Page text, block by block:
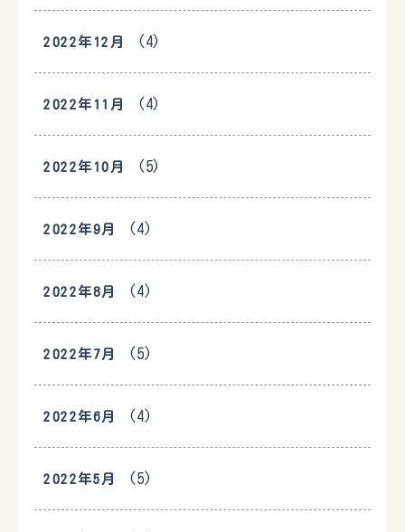
2022年12月 (4)
2022年11月 (4)
2022年10月 (5)
2022年9月 (4)
2022年8月 (4)
2022年7月 (5)
2022年6月 (4)
2022年5月 (5)